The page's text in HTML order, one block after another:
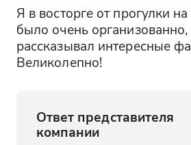
Я в восторге от прогулки
было очень организованно,
рассказывал интересные
Великолепно!
Ответ представителя
компании